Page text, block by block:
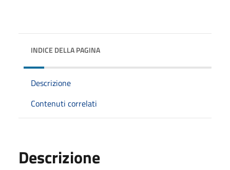
INDICE DELLA PAGINA
Descrizione
Contenuti correlati
Descrizione